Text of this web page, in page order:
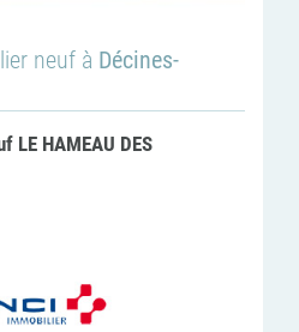
neuf à Décines-
LE HAMEAU DES